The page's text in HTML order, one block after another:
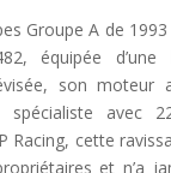
Groupe A de
équipée d’une
son moteur
avec
Racing, cette
et n’a